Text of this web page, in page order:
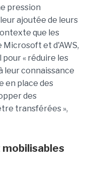
pression
ajoutée de leurs
que les
Microsoft et d'AWS,
« réduire les
leur connaissance
en place des
des
transférées »,